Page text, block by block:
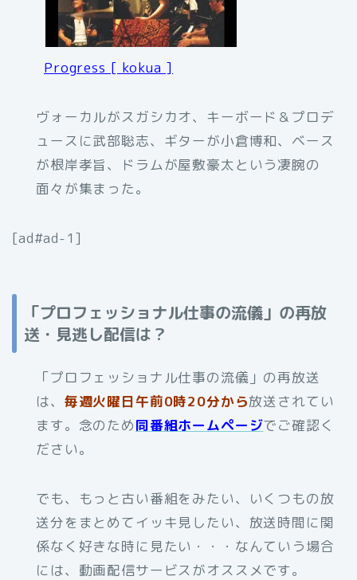
Progress [ kokua ]
ヴォーカルがスガシカオ、キーボード＆プロデ
ュースに武部聡志、ギターが小倉博和、ベース
が根岸孝旨、ドラムが屋敷豪太という凄腕の
面々が集まった。
[ad#ad-1]
「プロフェッショナル仕事の流儀」の再放
送・見逃し配信は？
「プロフェッショナル仕事の流儀」の再放送
は、 毎週火曜日午前0時20分から放送されてい
ます。念のため同番組ホームページでご確認く
ださい。
でも、もっと古い番組をみたい、いくつもの放
送分をまとめてイッキ見したい、放送時間に関
係なく好きな時に見たい・・・なんていう場合
には、動画配信サービスがオススメです。